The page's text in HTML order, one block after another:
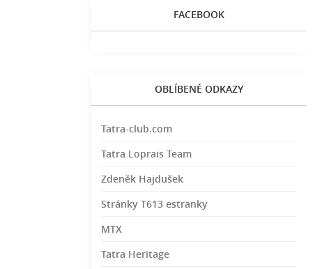
FACEBOOK
OBLÍBENÉ ODKAZY
Tatra-club.com
Tatra Loprais Team
Zdeněk Hajdušek
Stránky T613 estranky
MTX
Tatra Heritage